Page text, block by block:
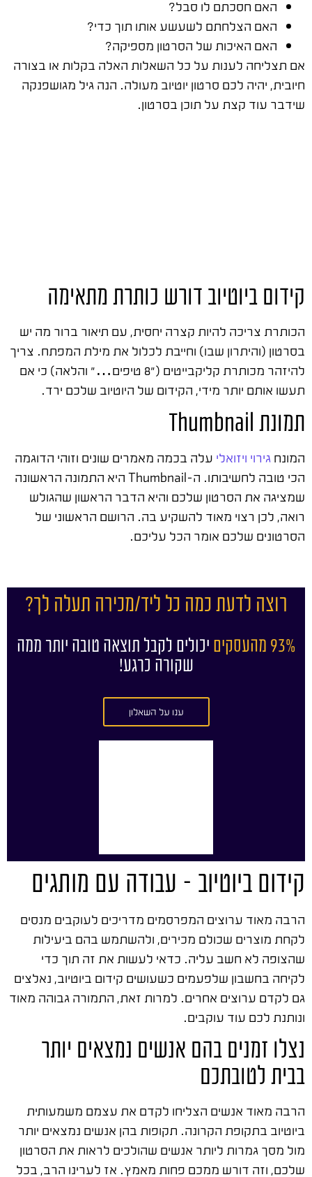
האם חסכתם לו סבל?
האם הצלחתם לשעשע אותו תוך כדי?
האם האיכות של הסרטון מספיקה?
אם תצליחה לענות על כל השאלות האלה בקלות או בצורה
חיובית, יהיה לכם סרטון יוטיוב מעולה. הנה גיל מגושפנקה
שידבר עוד קצת על תוכן בסרטון.
קידום ביוטיוב דורש כותרת מתאימה
הכותרת צריכה להיות קצרה יחסית, עם תיאור ברור מה יש
בסרטון (והיתרון שבו) וחייבת לכלול את מילת המפתח. צריך
להיזהר מכותרת קליקבייטים ("8 טיפים…" והלאה) כי אם
תעשו אותם יותר מידי, הקידום של היוטיוב שלכם ירד.
תמונת Thumbnail
המונחגירוי ויזואלי עלה בכמה מאמרים שונים וזוהי הדוגמה
הכי טובה לחשיבותו. ה-Thumbnail היא התמונה הראשונה
שמציגה את הסרטון שלכם והיא הדבר הראשון שהגולש
רואה, לכן רצוי מאוד להשקיע בה. הרושם הראשוני של
הסרטונים שלכם אומר הכל עליכם.
רוצה לדעת כמה כל ליד/מכירה תעלה לך?
93% מהעסקים
יכולים לקבל תוצאה טובה יותר ממה
שקורה כרגע!
ענו על השאלון
קידום ביוטיוב – עבודה עם מותגים
הרבה מאוד ערוצים המפרסמים מדריכים לעוקבים מנסים
לקחת מוצרים שכולם מכירים, ולהשתמש בהם ביעילות
שהצופה לא חשב עליה. כדאי לעשות את זה תוך כדי
לקיחה בחשבון שלפעמים כשעושים קידום ביוטיוב, נאלצים
גם לקדם ערוצים אחרים. למרות זאת, התמורה גבוהה מאוד
ונותנת לכם עוד עוקבים.
נצלו זמנים בהם אנשים נמצאים יותר
בבית לטובתכם
הרבה מאוד אנשים הצליחו לקדם את עצמם משמעותית
ביוטיוב בתקופת הקרונה. תקופות בהן אנשים נמצאים יותר
מול מסך גמרות ליותר אנשים שהולכים לראות את הסרטון
שלכם, וזה דורש ממכם פחות מאמץ. אז לערינו הרב, בכל